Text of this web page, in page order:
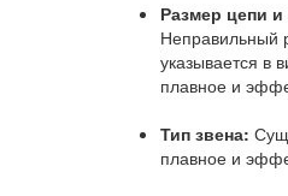
Размер цепи и
Неправильный
указывается в
плавное и
Тип звена:
плавное и